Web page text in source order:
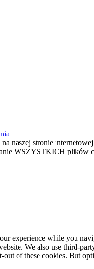
na naszej stronie
WSZYSTKICH plików
experience while you
We also use third-
out of these cookies. But